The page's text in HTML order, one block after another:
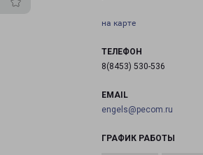
на карте
ТЕЛЕФОН
8(8453) 530-536
EMAIL
engels@pecom.ru
ГРАФИК РАБОТЫ